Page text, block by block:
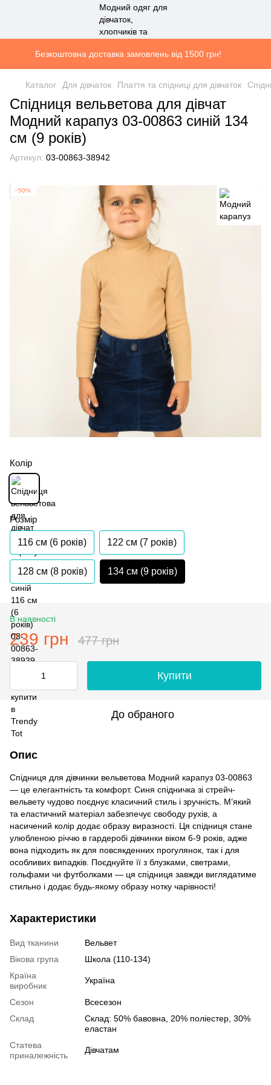
Безкоштовна доставка замовлень від 1500 грн!
Каталог Для дівчаток Плаття та спідниці для дівчаток
Спідниця вельветова для дівчат
Модний карапуз 03-00863 синій 134
см (9 років)
Артикул: 03-00863-38942
−50%
Колір
Розмір
116 см (6 років) 122 см (7 років)
128 см (8 років) 134 см (9 років)
В наявності
239 грн 477 грн
Купити
До обраного
Опис
Спідниця для дівчинки вельветова Модний карапуз 03-00863
— це елегантність та комфорт. Синя спідничка зі стрейч-
вельвету чудово поєднує класичний стиль і зручність. М’який
та еластичний матеріал забезпечує свободу рухів, а
насичений колір додає образу виразності. Ця спідниця стане
улюбленою річчю в гардеробі дівчинки віком 6-9 років, адже
вона підходить як для повсякденних прогулянок, так і для
особливих випадків. Поєднуйте її з блузками, светрами,
гольфами чи футболками — ця спідниця завжди виглядатиме
стильно і додає будь-якому образу нотку чарівності!
Характеристики
Вид тканини
Вельвет
Вікова група
Школа (110-134)
Країна
виробник
Україна
Сезон
Всесезон
Склад
Склад: 50% бавовна, 20% полiестер, 30%
еластан
Статева
приналежність
Дівчатам